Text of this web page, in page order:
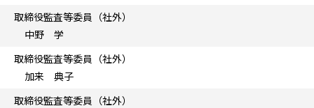
取締役監査等委員（社外）
中野 学
取締役監査等委員（社外）
加来 典子
取締役監査等委員（社外）